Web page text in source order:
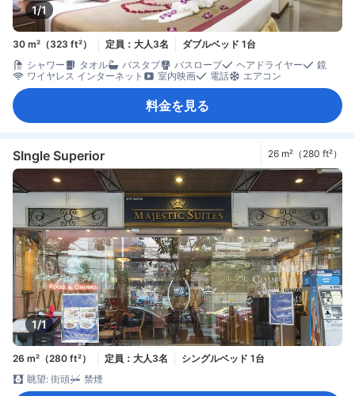
1/1
30 m²（323 ft²） 定員：大人3名
ダブルベッド 1台
シャワー
タオル バスタブ バスローブ ヘアドライヤー
鏡
ワイヤレス インターネット
室内映画 電話 エアコン
料金を見る
SIngle Superior 26 m²（280 ft²）
1/1
26 m²（280 ft²） 定員：大人3名
シングルベッド 1台
眺望: 街頭
禁煙